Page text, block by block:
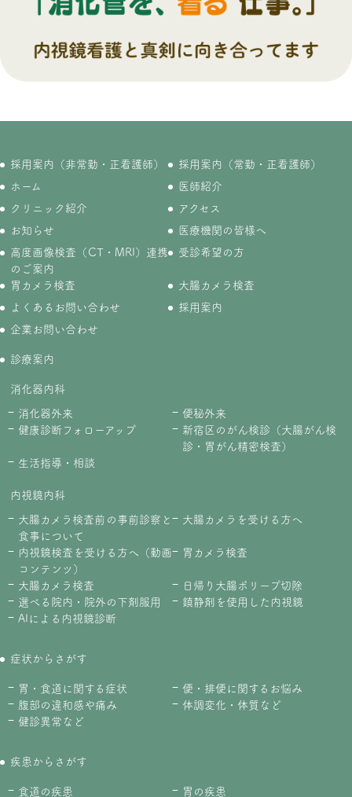
採用案内（非常勤・正看護師）
採用案内（常勤・正看護師）
ホーム
医師紹介
クリニック紹介
アクセス
お知らせ
医療機関の皆様へ
高度画像検査（CT・MRI）連携
のご案内
受診希望の方
胃カメラ検査
大腸カメラ検査
よくあるお問い合わせ
採用案内
企業お問い合わせ
診療案内
消化器内科
消化器外来
便秘外来
健康診断フォローアップ
新宿区のがん検診（大腸がん検
診・胃がん精密検査）
生活指導・相談
内視鏡内科
大腸カメラ検査前の事前診察と
食事について
大腸カメラを受ける方へ
内視鏡検査を受ける方へ（動画
コンテンツ）
胃カメラ検査
大腸カメラ検査
日帰り大腸ポリープ切除
選べる院内・院外の下剤服用
鎮静剤を使用した内視鏡
AIによる内視鏡診断
症状からさがす
胃・食道に関する症状
便・排便に関するお悩み
腹部の違和感や痛み
体調変化・体質など
健診異常など
疾患からさがす
食道の疾患 胃の疾患